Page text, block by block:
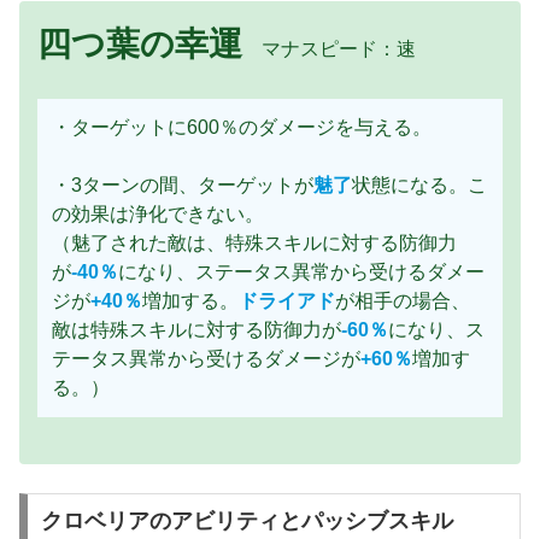
四つ葉の幸運 マナスピード：速
・ターゲットに600％のダメージを与える。
・3ターンの間、ターゲットが魅了状態になる。こ
の効果は浄化できない。
（魅了された敵は、特殊スキルに対する防御力
が-40％になり、ステータス異常から受けるダメー
ジが+40％増加する。 ドライアドが相手の場合、
敵は特殊スキルに対する防御力が-60％になり、ス
テータス異常から受けるダメージが+60％増加す
る。）
クロベリアのアビリティとパッシブスキル